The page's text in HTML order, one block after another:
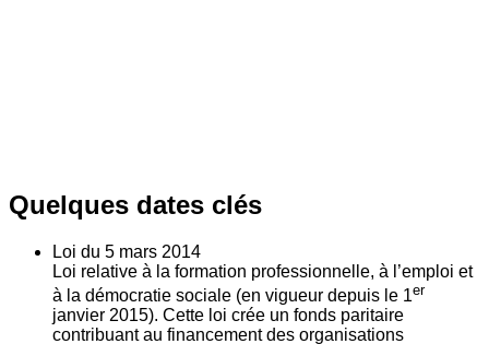
Quelques dates clés
Loi du 5 mars 2014
Loi relative à la formation professionnelle, à l’emploi et
à la démocratie sociale (en vigueur depuis le 1er
janvier 2015). Cette loi crée un fonds paritaire
contribuant au financement des organisations